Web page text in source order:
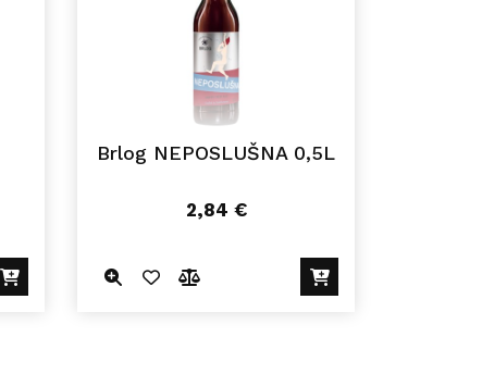
Brlog NEPOSLUŠNA 0,5L
2,84 €